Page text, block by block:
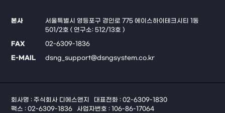
본사
서울특별시 영등포구 경인로 775 에이스하이테크시티 1동
501/2호 ( 연구소: 512/13호 )
FAX
02-6309-1836
E-MAIL
dsng_support@dsngsystem.co.kr
회사명 : 주식회사 디에스앤지
대표전화 : 02-6309-1830
팩스 : 02-6309-1836
사업자번호 : 106-86-17064